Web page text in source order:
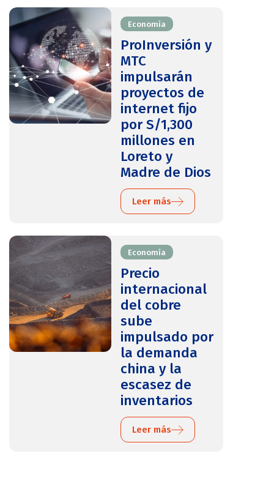
Economía
ProInversión y
MTC
impulsarán
proyectos de
internet fijo
por S/1,300
millones en
Loreto y
Madre de Dios
Leer más
Economía
Precio
internacional
del cobre
sube
impulsado por
la demanda
china y la
escasez de
inventarios
Leer más